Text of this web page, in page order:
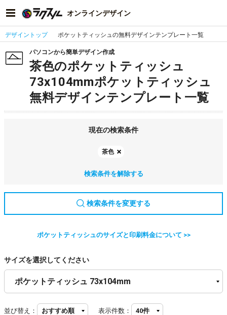
オンラインデザイン
デザイントップ ポケットティッシュの無料デザインテンプレート一覧
パソコンから簡単デザイン作成
茶色のポケットティッシュ
73x104mmポケットティッシュ
無料デザインテンプレート一覧
現在の検索条件
茶色
検索条件を解除する
検索条件を変更する
ポケットティッシュのサイズと印刷料金について >>
サイズを選択してください
並び替え： 表示件数：